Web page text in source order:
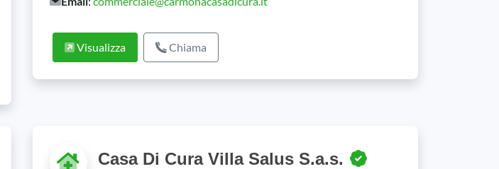
Visualizza Chiama
Casa Di Cura Villa Salus S.a.s.